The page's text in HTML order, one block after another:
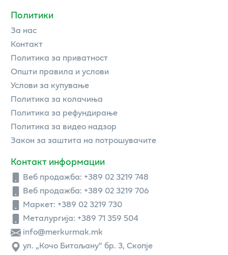
Политики
За нас
Контакт
Политика за приватност
Општи правила и услови
Услови за купување
Политика за колачиња
Политика за рефундирање
Политика за видео надзор
Закон за заштита на потрошувачите
Контакт информации
Веб продажба: +389 02 3219 748
Веб продажба: +389 02 3219 706
Маркет: +389 02 3219 730
Металургија: +389 71 359 504
info@merkurmak.mk
ул. „Кочо Битољану“ бр. 3, Скопје